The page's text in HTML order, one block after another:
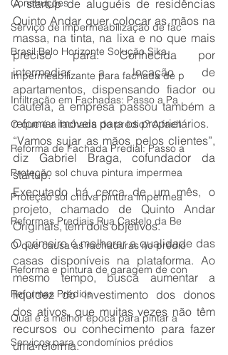
Construções
Serviço de impermeabilização de fac
Brasil Belo Horizonte Solução Sika
Impermeabilizante para fachada de p
Infiltração em Fachadas: Passo a Pa
O que é a fachada do prédio? A fach
Reforma de Fachada Predial: Passo a
Proteção sol chuva pintura impermea
Proteção sol chuva pintura impermea
Reformas Prediais Rua Castelo da Be
O que causa as rachaduras no prédio
Reforma e pintura de garagem de con
Reformas Prédios
Qual é a melhor época para pintar a
Serviços para condomínios prédios
A startup de aluguéis de residências
Quinto Andar quer colocar as mãos na
massa, na tinta, na lixa e no que mais
preciso para. Conhecida por
intermediar a locação de
apartamentos, dispensando fiador ou
cautela, a empresa passou também a
reformar imóveis para os proprietários.
“Vamos sujar as mãos pelos clientes”,
diz Gabriel Braga, cofundador da
startup.
Executado há cerca de um mês, o
projeto, chamado de Quinto Andar
Originals, tem dois objetivos.
O primeiro é melhorar a qualidade das
casas disponíveis na plataforma. Ao
mesmo tempo, busca aumentar a
liquidez do investimento dos donos
dos ativos, que muitas vezes não têm
recursos ou conhecimento para fazer
uma reforma.